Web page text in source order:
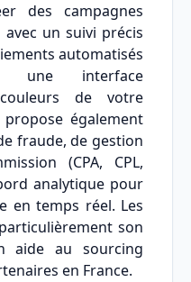
des campagnes
un suivi précis
automatisés
une interface
de votre
également
fraude, de gestion
(CPA, CPL,
analytique pour
en temps réel. Les
son
aide au sourcing
en France.